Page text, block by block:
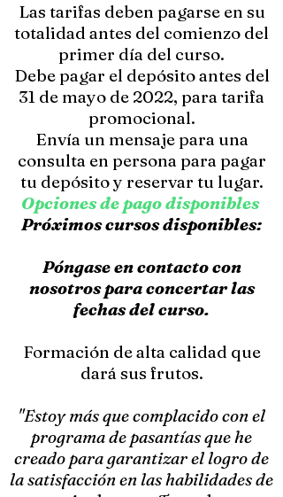
Las tarifas deben pagarse en su
totalidad antes del comienzo del
primer día del curso.
Debe pagar el depósito antes del
31 de mayo de 2022, para tarifa
promocional.
Envía un mensaje para una
consulta en persona para pagar
tu depósito y reservar tu lugar.
Opciones de pago disponibles
Próximos cursos disponibles:
Póngase en contacto con
nosotros para concertar las
fechas del curso.
Formación de alta calidad que
dará sus frutos.
"Estoy más que complacido con el
programa de pasantías que he
creado para garantizar el logro de
la satisfacción en las habilidades de